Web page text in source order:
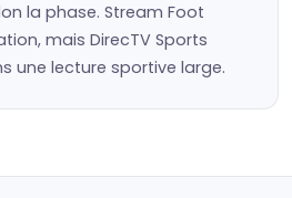
la phase. Stream Foot
mais DirecTV Sports
une lecture sportive large.